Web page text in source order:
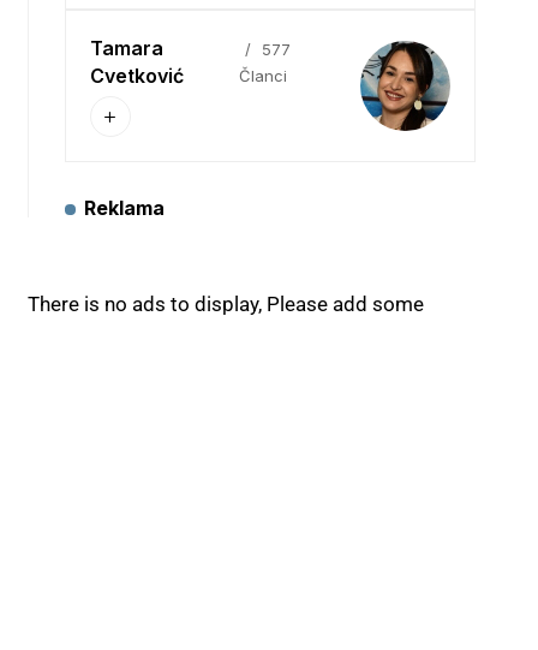
Tamara
Cvetković
577
Članci
Reklama
There is no ads to display, Please add some